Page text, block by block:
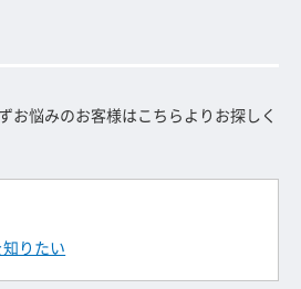
お悩みのお客様はこちらよりお探しく
りたい